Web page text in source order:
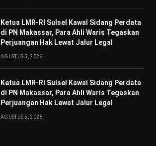
Ketua LMR-RI Sulsel Kawal Sidang Perdata
di PN Makassar, Para Ahli Waris Tegaskan
Perjuangan Hak Lewat Jalur Legal
AGUSTUS 5, 2026
Ketua LMR-RI Sulsel Kawal Sidang Perdata
di PN Makassar, Para Ahli Waris Tegaskan
Perjuangan Hak Lewat Jalur Legal
AGUSTUS 5, 2026